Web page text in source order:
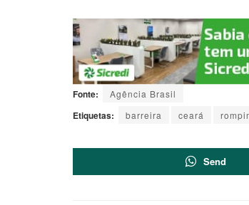
Fonte: Agência Brasil
Etiquetas: barreira ceará
Send